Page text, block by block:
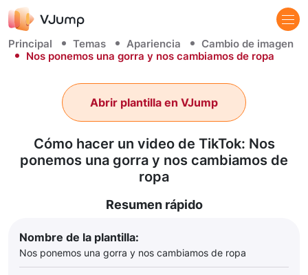
Principal Temas Apariencia
Cambio de imagen
Nos ponemos una gorra y nos cambiamos de ropa
Cómo hacer un video de TikTok: Nos
ponemos una gorra y nos cambiamos de
ropa
Abrir plantilla en VJump
Resumen rápido
Nombre de la plantilla:
Nos ponemos una gorra y nos cambiamos de ropa